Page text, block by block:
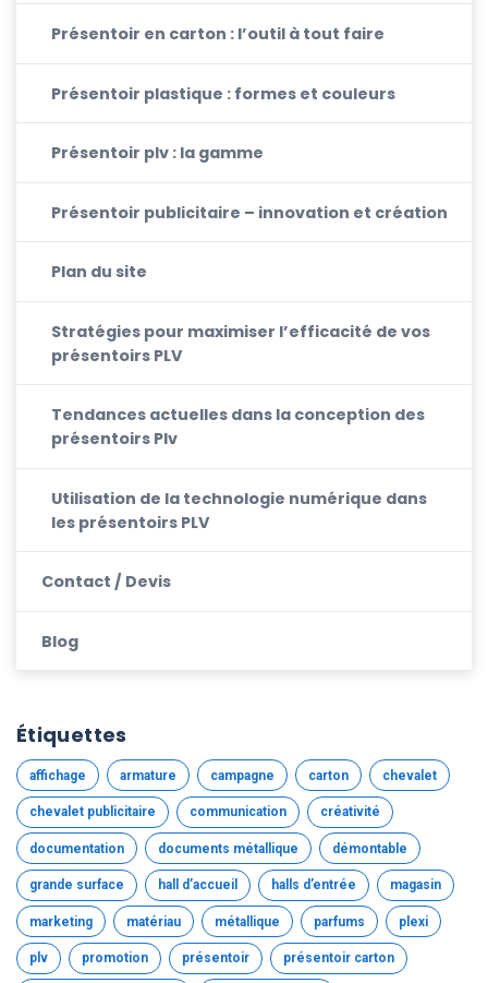
Présentoir en carton : l’outil à tout faire
Présentoir plastique : formes et couleurs
Présentoir plv : la gamme
Présentoir publicitaire – innovation et création
Plan du site
Stratégies pour maximiser l’efficacité de vos
présentoirs PLV
Tendances actuelles dans la conception des
présentoirs Plv
Utilisation de la technologie numérique dans
les présentoirs PLV
Contact / Devis
Blog
Étiquettes
affichage armature campagne carton chevalet
chevalet publicitaire communication créativité
documentation documents métallique démontable
grande surface hall d’accueil halls d’entrée magasin
marketing matériau métallique parfums plexi
plv promotion présentoir présentoir carton